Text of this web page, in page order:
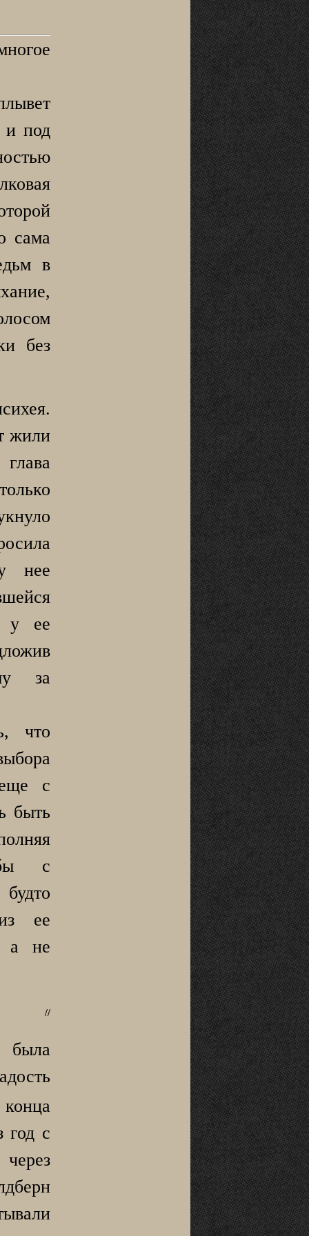
и под
сама
в
без
жили
нее
у ее
за
что
с
быть
с
ее
а не
//
год с